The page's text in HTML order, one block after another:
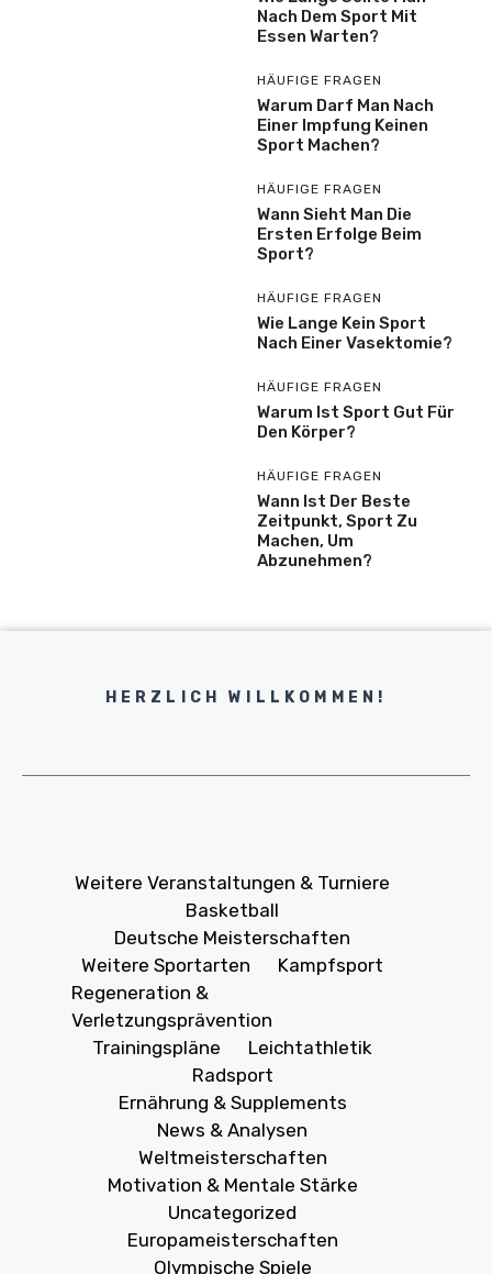
Nach Dem Sport Mit
Essen Warten?
HÄUFIGE FRAGEN
Warum Darf Man Nach
Einer Impfung Keinen
Sport Machen?
HÄUFIGE FRAGEN
Wann Sieht Man Die
Ersten Erfolge Beim
Sport?
HÄUFIGE FRAGEN
Wie Lange Kein Sport
Nach Einer Vasektomie?
HÄUFIGE FRAGEN
Warum Ist Sport Gut Für
Den Körper?
HÄUFIGE FRAGEN
Wann Ist Der Beste
Zeitpunkt, Sport Zu
Machen, Um
Abzunehmen?
HERZLICH WILLKOMMEN!
Weitere Veranstaltungen & Turniere
Basketball
Deutsche Meisterschaften
Weitere Sportarten
Kampfsport
Regeneration &
Verletzungsprävention
Trainingspläne
Leichtathletik
Radsport
Ernährung & Supplements
News & Analysen
Weltmeisterschaften
Motivation & Mentale Stärke
Uncategorized
Europameisterschaften
Olympische Spiele